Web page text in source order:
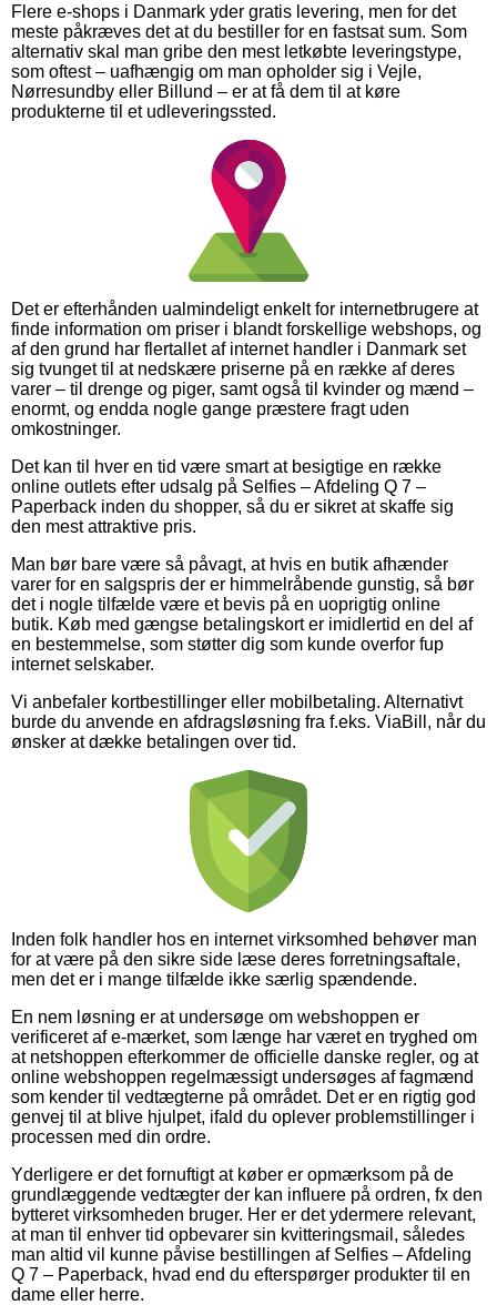
Flere e-shops i Danmark yder gratis levering, men for det
meste påkræves det at du bestiller for en fastsat sum. Som
alternativ skal man gribe den mest letkøbte leveringstype,
som oftest – uafhængig om man opholder sig i Vejle,
Nørresundby eller Billund – er at få dem til at køre
produkterne til et udleveringssted.
Det er efterhånden ualmindeligt enkelt for internetbrugere at
finde information om priser i blandt forskellige webshops, og
af den grund har flertallet af internet handler i Danmark set
sig tvunget til at nedskære priserne på en række af deres
varer – til drenge og piger, samt også til kvinder og mænd –
enormt, og endda nogle gange præstere fragt uden
omkostninger.
Det kan til hver en tid være smart at besigtige en række
online outlets efter udsalg på Selfies – Afdeling Q 7 –
Paperback inden du shopper, så du er sikret at skaffe sig
den mest attraktive pris.
Man bør bare være så påvagt, at hvis en butik afhænder
varer for en salgspris der er himmelråbende gunstig, så bør
det i nogle tilfælde være et bevis på en uoprigtig online
butik. Køb med gængse betalingskort er imidlertid en del af
en bestemmelse, som støtter dig som kunde overfor fup
internet selskaber.
Vi anbefaler kortbestillinger eller mobilbetaling. Alternativt
burde du anvende en afdragsløsning fra f.eks. ViaBill, når du
ønsker at dække betalingen over tid.
Inden folk handler hos en internet virksomhed behøver man
for at være på den sikre side læse deres forretningsaftale,
men det er i mange tilfælde ikke særlig spændende.
En nem løsning er at undersøge om webshoppen er
verificeret af e-mærket, som længe har været en tryghed om
at netshoppen efterkommer de officielle danske regler, og at
online webshoppen regelmæssigt undersøges af fagmænd
som kender til vedtægterne på området. Det er en rigtig god
genvej til at blive hjulpet, ifald du oplever problemstillinger i
processen med din ordre.
Yderligere er det fornuftigt at køber er opmærksom på de
grundlæggende vedtægter der kan influere på ordren, fx den
bytteret virksomheden bruger. Her er det ydermere relevant,
at man til enhver tid opbevarer sin kvitteringsmail, således
man altid vil kunne påvise bestillingen af Selfies – Afdeling
Q 7 – Paperback, hvad end du efterspørger produkter til en
dame eller herre.